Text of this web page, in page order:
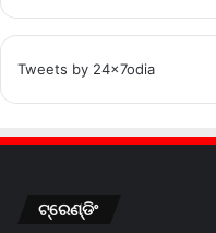
Tweets by 24x7odia
ଟ୍ରେଣ୍ଡିଂ